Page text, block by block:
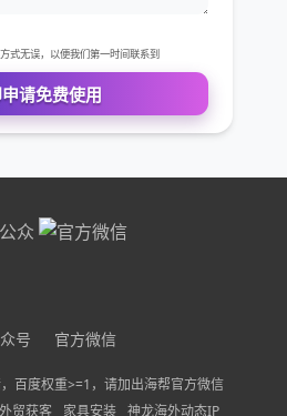
系方式无误，以便我们第一时间联系到
号 官方微信
百度权重>=1，请加出海帮官方微信
外贸获客 家具安装 神龙海外动态IP